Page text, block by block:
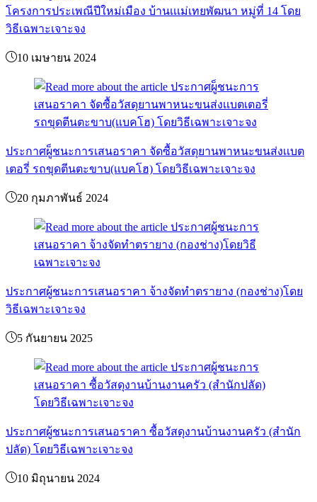
โครงการประเพณีปีใหม่เมือง บ้านเเเม่เทยพัฒนา หมู่ที่ 14 โดย
วิธีเฉพาะเจาะจง
10 เมษายน 2024
ประกาศผู็ชนะการเสนอราคา จัดซื้อวัสดุยานพาหนะขนส่งเเบต
เตอรี่ รถขุดตีนตะขาบ(เเบคโฮ) โดยวิธีเฉพาะเจาะจง
20 กุมภาพันธ์ 2024
ประกาศผู้ชนะการเสนอราคา จ้างจัดทำตรายาง (กองช่าง)โดย
วิธีเฉพาะเจาะจง
5 กันยายน 2025
ประกาศผู้ชนะการเสนอราคา ซื้อวัสดุงานบ้านงานครัว (สำนัก
ปลัด) โดยวิธีเฉพาะเจาะจง
10 มิถุนายน 2024